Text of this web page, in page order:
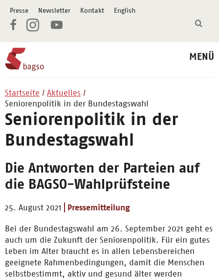
Presse Newsletter Kontakt English
MENÜ
Startseite
Aktuelles
Seniorenpolitik in der Bundestagswahl
Seniorenpolitik in der
Bundestagswahl
Die Antworten der Parteien auf
die BAGSO-Wahlprüfsteine
25. August 2021 Pressemitteilung
Bei der Bundestagswahl am 26. September 2021 geht es
auch um die Zukunft der Seniorenpolitik. Für ein gutes
Leben im Alter braucht es in allen Lebensbereichen
geeignete Rahmenbedingungen, damit die Menschen
selbstbestimmt, aktiv und gesund älter werden